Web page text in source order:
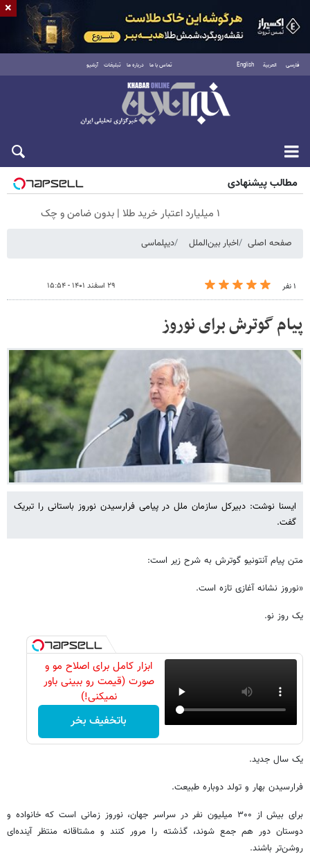
فارسی العربية English تماس با ما درباره ما تبلیغات آرشیو
شنبه ۱۷ مرداد ۱۴۰۵
مطالب پیشنهادی
۱ میلیارد اعتبار خرید طلا | بدون ضامن و چک
صفحه اصلی اخبار بین‌الملل دیپلماسی
۱ نفر ۲۹ اسفند ۱۴۰۱ - ۱۵:۵۴
پیام گوترش برای نوروز
ایسنا نوشت: دبیرکل سازمان ملل در پیامی فرارسیدن نوروز باستانی را تبریک
گفت.
متن پیام آنتونیو گوترش به شرح زیر است:
«نوروز نشانه آغازی تازه است.
یک روز نو.
ابزار کامل برای اصلاح مو و
صورت (قیمت رو ببینی باور
نمیکنی!)
باتخفیف بخر
یک سال جدید.
فرارسیدن بهار و تولد دوباره طبیعت.
برای بیش از ۳۰۰ میلیون نفر در سراسر جهان، نوروز زمانی است که خانواده و
دوستان دور هم جمع شوند، گذشته را مرور کنند و مشتاقانه منتظر آینده‌ای
روشن‌تر باشند.
×